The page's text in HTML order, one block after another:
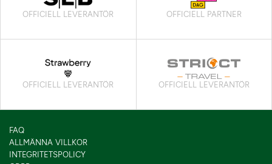
OFFICIELL LEVERANTÖR OFFICIELL PARTNER
OFFICIELL LEVERANTÖR OFFICIELL LEVERANTÖR
FAQ
ALLMÄNNA VILLKOR
INTEGRITETSPOLICY